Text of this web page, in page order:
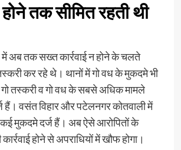
तक सीमित रहती थी
अब तक सख्त कार्रवाई न होने के चलते
कर रहे थे। थानों में गो वध के मुकदमे भी
तस्करी व गो वध के सबसे अधिक मामले
हैं। वसंत विहार और पटेलनगर कोतवाली में
मुकदमे दर्ज हैं। अब ऐसे आरोपितों के
होने से अपराधियों में खौफ होगा।